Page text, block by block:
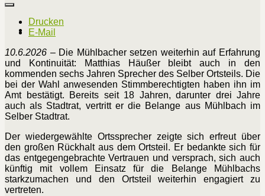
Drucken
E-Mail
10.6.2026 – Die Mühlbacher setzen weiterhin auf Erfahrung
und Kontinuität: Matthias Häußer bleibt auch in den
kommenden sechs Jahren Sprecher des Selber Ortsteils. Die
bei der Wahl anwesenden Stimmberechtigten haben ihn im
Amt bestätigt. Bereits seit 18 Jahren, darunter drei Jahre
auch als Stadtrat, vertritt er die Belange aus Mühlbach im
Selber Stadtrat.
Der wiedergewählte Ortssprecher zeigte sich erfreut über
den großen Rückhalt aus dem Ortsteil. Er bedankte sich für
das entgegengebrachte Vertrauen und versprach, sich auch
künftig mit vollem Einsatz für die Belange Mühlbachs
starkzumachen und den Ortsteil weiterhin engagiert zu
vertreten.